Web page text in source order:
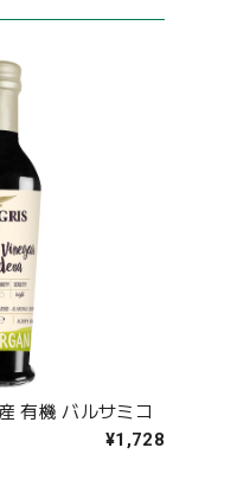
有機 バルサミコ
¥1,728